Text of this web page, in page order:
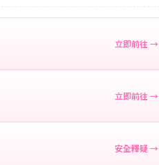
求，確保您盡享遊戲樂趣！
立即前往 →
立即前往 →
安全釋疑 →